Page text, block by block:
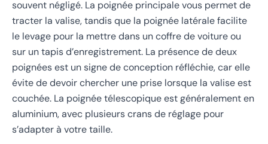
souvent négligé. La poignée principale vous permet de
tracter la valise, tandis que la poignée latérale facilite
le levage pour la mettre dans un coffre de voiture ou
sur un tapis d’enregistrement. La présence de deux
poignées est un signe de conception réfléchie, car elle
évite de devoir chercher une prise lorsque la valise est
couchée. La poignée télescopique est généralement en
aluminium, avec plusieurs crans de réglage pour
s’adapter à votre taille.